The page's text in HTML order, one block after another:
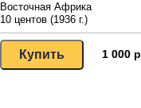
Восточная Африка
10 центов (1936 г.)
1 000